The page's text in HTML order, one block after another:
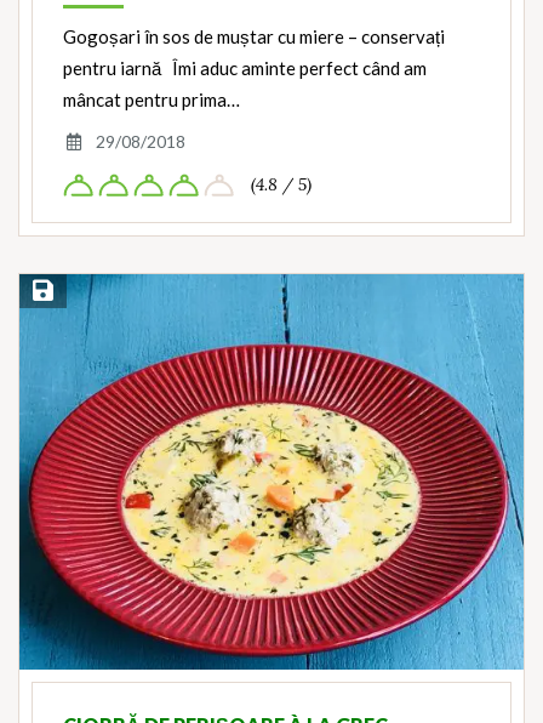
Gogoșari în sos de muștar cu miere – conservați
pentru iarnă Îmi aduc aminte perfect când am
mâncat pentru prima…
29/08/2018
(4.8 / 5)
Save Recipe